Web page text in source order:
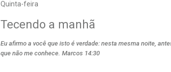
Quinta-feira
Tecendo a manhã
Eu afirmo a você que isto é verdade: nesta mesma noite,
que não me conhece. Marcos 14:30